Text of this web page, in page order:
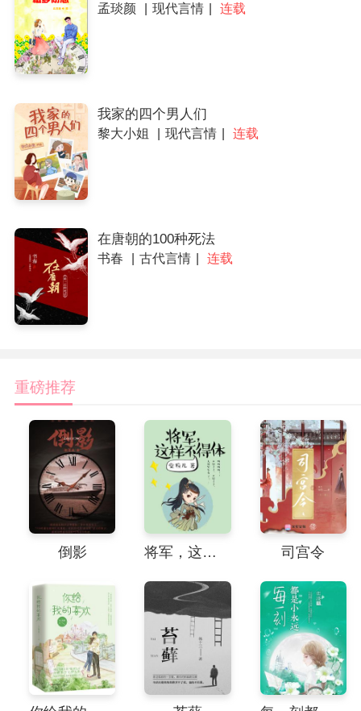
孟琰颜 现代言情 连载
我家的四个男人们
黎大小姐 现代言情 连载
在唐朝的100种死法
书春 古代言情 连载
重磅推荐
倒影 将军，这样不得体 司宫令